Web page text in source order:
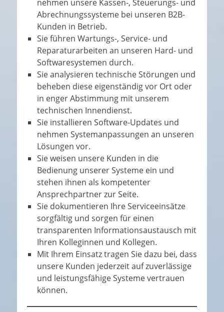
nehmen unsere Kassen-, Steuerungs- und
Abrechnungssysteme bei unseren B2B-
Kunden in Betrieb.
Sie führen Wartungs-, Service- und
Reparaturarbeiten an unseren Hard- und
Softwaresystemen durch.
Sie analysieren technische Störungen und
beheben diese eigenständig vor Ort oder
in enger Abstimmung mit unserem
technischen Innendienst.
Sie installieren Software-Updates und
nehmen Systemanpassungen an unseren
Lösungen vor.
Sie weisen unsere Kunden in die
Bedienung unserer Systeme ein und
stehen ihnen als kompetenter
Ansprechpartner zur Seite.
Sie dokumentieren Ihre Serviceeinsätze
sorgfältig und sorgen für einen
transparenten Informationsaustausch mit
Ihren Kolleginnen und Kollegen.
Mit Ihrem Einsatz tragen Sie dazu bei, dass
unsere Kunden jederzeit auf zuverlässige
und leistungsfähige Systeme vertrauen
können.